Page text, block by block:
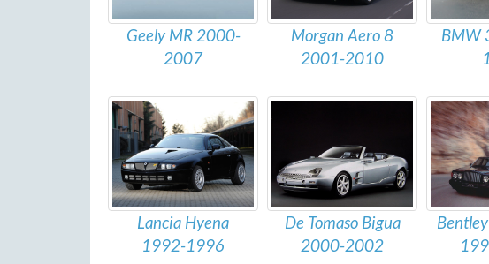
Geely MR 2000-
2007
Morgan Aero 8
2001-2010
BMW
Lancia Hyena
1992-1996
De Tomaso Bigua
2000-2002